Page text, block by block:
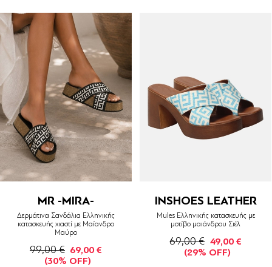
MR -MIRA-
Δερμάτινα Σανδάλια Ελληνικής
κατασκευής χιαστί με Μαίανδρο
Μαύρο
99,00 € 69,00 €
(30% OFF)
INSHOES LEATHER
Mules Ελληνικής κατασκευής με
μοτίβο μαιάνδρου Σιέλ
69,00 € 49,00 €
(29% OFF)